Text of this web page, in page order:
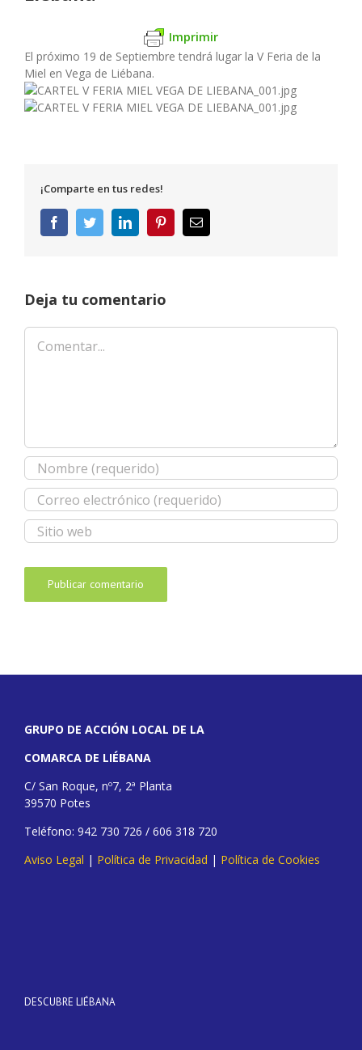
Imprimir
El próximo 19 de Septiembre tendrá lugar la V Feria de la
Miel en Vega de Liébana.
¡Comparte en tus redes!
FacebookTwitterLinkedInPinterestCorreo
electrónico
Deja tu comentario
Comentar
GRUPO DE ACCIÓN LOCAL DE LA
COMARCA DE LIÉBANA
C/ San Roque, nº7, 2ª Planta
39570 Potes
Teléfono: 942 730 726 / 606 318 720
Aviso Legal | Política de Privacidad | Política de Cookies
DESCUBRE LIÉBANA